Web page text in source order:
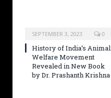
SEPTEMBER 3, 2023 0
History of India’s Animal
Welfare Movement
Revealed in New Book
by Dr. Prashanth Krishna